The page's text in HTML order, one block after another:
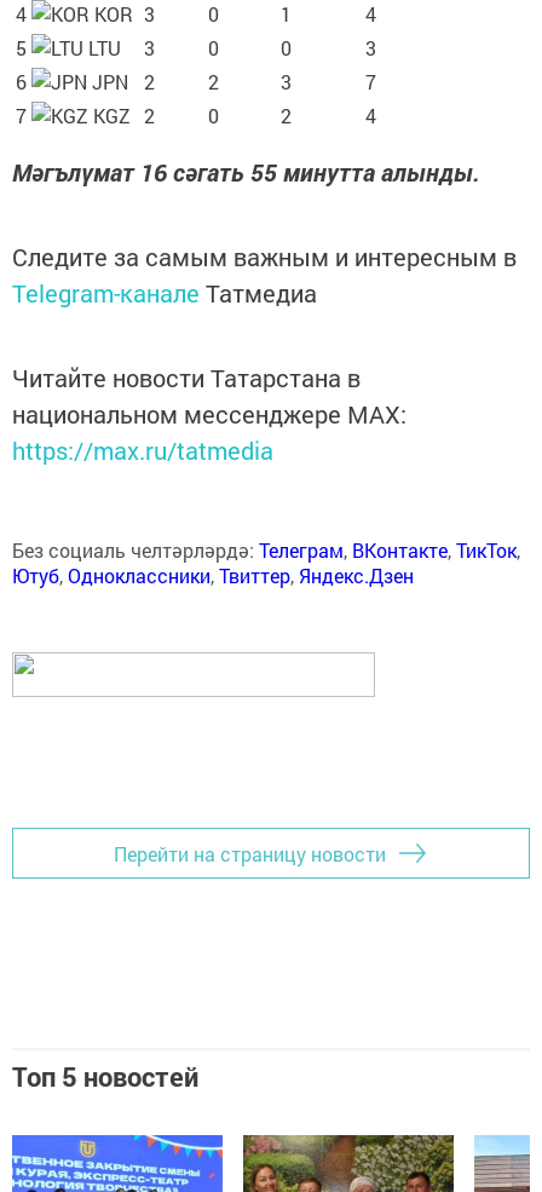
4
KOR 3 0 1
4
5
LTU 3 0 0
3
6
JPN 2 2 3
7
7
KGZ 2 0 2 4
Мәгълүмат 16 сәгать 55 минутта алынды.
Следите за самым важным и интересным в
Telegram-канале Татмедиа
Читайте новости Татарстана в
национальном мессенджере MАХ:
https://max.ru/tatmedia
Без социаль челтәрләрдә: Телеграм, ВКонтакте,ТикТок,
Ютуб,Одноклассники,Твиттер, Яндекс.Дзен
Перейти на страницу новости
Топ 5 новостей